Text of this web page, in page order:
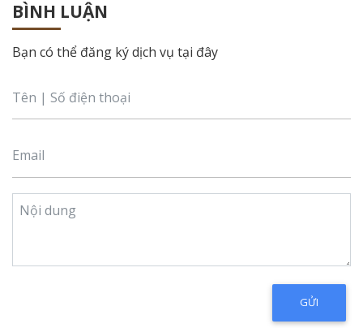
BÌNH LUẬN
Bạn có thể đăng ký dịch vụ tại đây